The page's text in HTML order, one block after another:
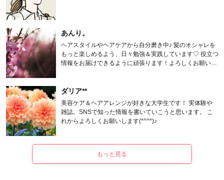
あんり。
ヘアスタイルやヘアケアから自分磨き中♪ 髪のオシャレを
もっと楽しめるよう、日々勉強＆実践しています♡ 役立つ
情報をお届けできるように頑張ります！よろしくお願いし
ダリア**
美容ケア＆ヘアアレンジが好きな大学生です！ 実体験や
雑誌、SNSで知った情報を書いていこうと思います。 こ
れからよろしくお願いします(*^^*)♪
もっと見る